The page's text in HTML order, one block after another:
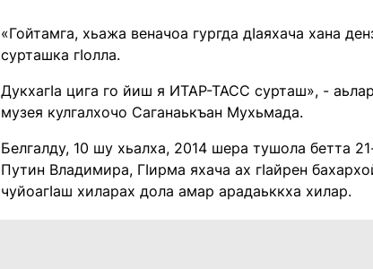
«Гойтамга, хьажа веначоа гургда дIаяхача хана
сурташка гIолла.
ДукхагIа цига го йиш я ИТАР-ТАСС сурташ», -
музея кулгалхочо Саганаькъан Мухьмада.
Белгалду, 10 шу хьалха, 2014 шера тушола бетта
Путин Владимира, ГIирма яхача ах гIайрен
чуйоагIаш хиларах дола амар арадаьккха хилар.